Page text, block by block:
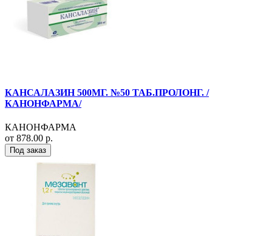
КАНСАЛАЗИН 500МГ. №50 ТАБ.ПРОЛОНГ. /
КАНОНФАРМА/
КАНОНФАРМА
от 878.00 р.
Под заказ